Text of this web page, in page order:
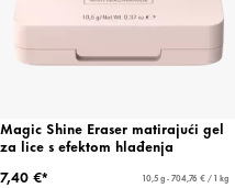
Magic Shine Eraser matirajući gel
za lice s efektom hlađenja
7,40 €*
10,5 g - 704,76 € / 1 kg